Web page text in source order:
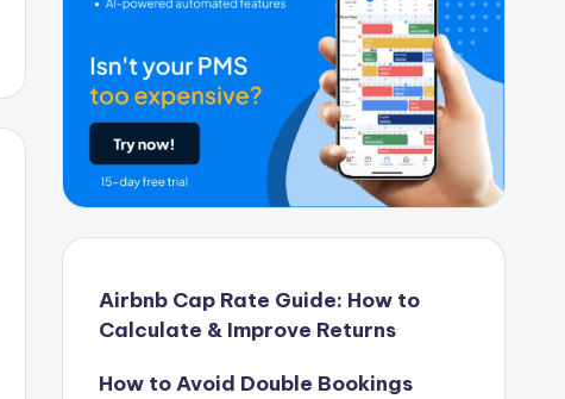
Airbnb Cap Rate Guide: How to
Calculate & Improve Returns
How to Avoid Double Bookings